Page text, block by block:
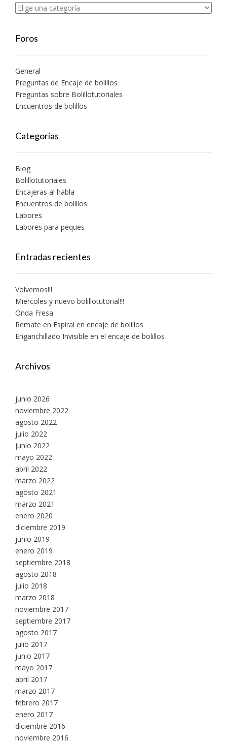
Foros
General
Preguntas de Encaje de bolillos
Preguntas sobre Bolillotutoriales
Encuentros de bolillos
Categorías
Blog
Bolillotutoriales
Encajeras al habla
Encuentros de bolillos
Labores
Labores para peques
Entradas recientes
Volvemos!!!
Miercoles y nuevo bolillotutorial!!!
Onda Fresa
Remate en Espiral en encaje de bolillos
Enganchillado Invisible en el encaje de bolillos
Archivos
junio 2026
noviembre 2022
agosto 2022
julio 2022
junio 2022
mayo 2022
abril 2022
marzo 2022
agosto 2021
marzo 2021
enero 2020
diciembre 2019
junio 2019
enero 2019
septiembre 2018
agosto 2018
julio 2018
marzo 2018
noviembre 2017
septiembre 2017
agosto 2017
julio 2017
junio 2017
mayo 2017
abril 2017
marzo 2017
febrero 2017
enero 2017
diciembre 2016
noviembre 2016